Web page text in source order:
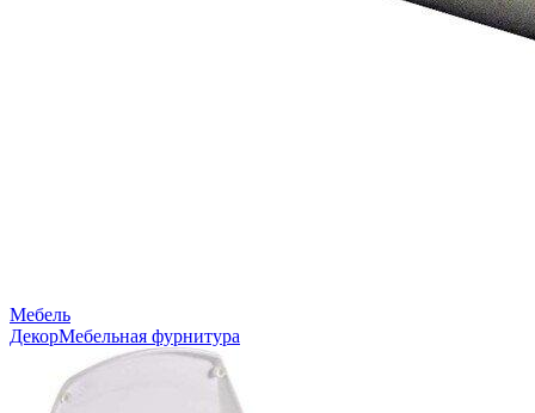
Мебель
ДекорМебельная фурнитура